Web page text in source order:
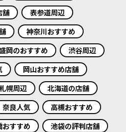
舗
表参道周辺
神奈川おすすめ
岡のおすすめ
渋谷周辺
岡山おすすめ店舗
幌周辺
北海道の店舗
奈良人気
高槻おすすめ
おすすめ
池袋の評判店舗